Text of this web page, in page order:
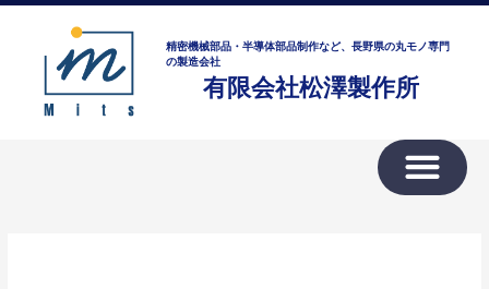
精密機械部品・半導体部品制作など、長野県の丸モノ専門
の製造会社
有限会社松澤製作所